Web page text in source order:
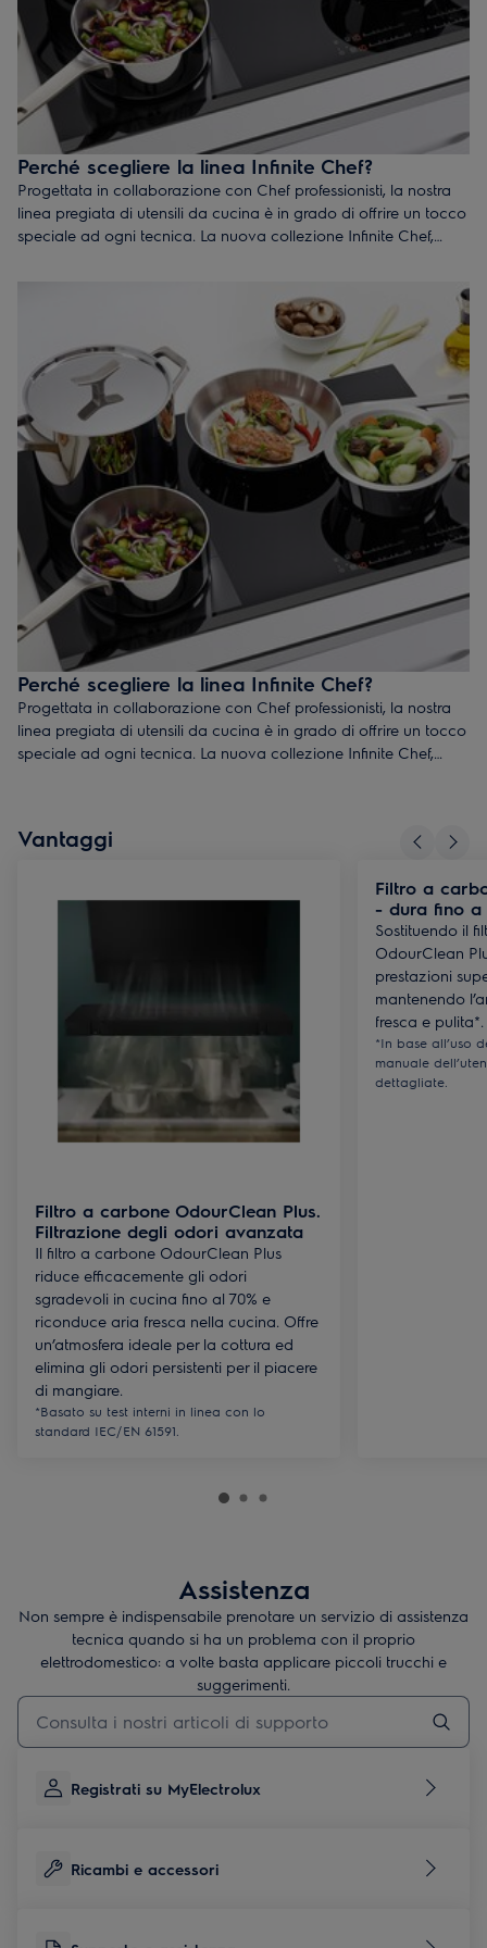
Perché scegliere la linea Infinite Chef?
Progettata in collaborazione con Chef professionisti, la nostra
linea pregiata di utensili da cucina è in grado di offrire un tocco
speciale ad ogni tecnica. La nuova collezione Infinite Chef,
materiali straordinari, una struttura multi-strato e pensando
Perché scegliere la linea Infinite Chef?
Progettata in collaborazione con Chef professionisti, la nostra
linea pregiata di utensili da cucina è in grado di offrire un tocco
speciale ad ogni tecnica. La nuova collezione Infinite Chef,
all'efficienza energetica.
Vantaggi
Filtro a carbone OdourClean Plus.
Filtrazione degli odori avanzata
Il filtro a carbone OdourClean Plus
riduce efficacemente gli odori
sgradevoli in cucina fino al 70% e
riconduce aria fresca nella cucina. Offre
un’atmosfera ideale per la cottura ed
elimina gli odori persistenti per il piacere
di mangiare.
*Basato su test interni in linea con lo
standard IEC/EN 61591.
Filtro a
- dura fino a
Sostituendo il
OdourClean
prestazioni
mantenendo
fresca e pulita*.
*In base all’uso
manuale
dettagliate.
Assistenza
Non sempre è indispensabile prenotare un servizio di assistenza
tecnica quando si ha un problema con il proprio
elettrodomestico: a volte basta applicare piccoli trucchi e
suggerimenti.
Digita per cercare articoli di supporto
Registrati su MyElectrolux
Ricambi e accessori